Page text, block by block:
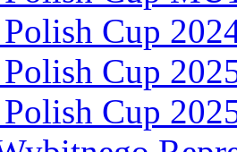
Cup
Cup
Cup